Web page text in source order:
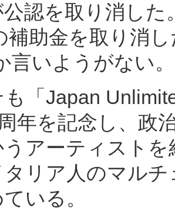
認を取り消した
補助金を取り消
言いようがない。
「Japan
年を記念し、政
うアーティスト
タリア人のマル
いる。